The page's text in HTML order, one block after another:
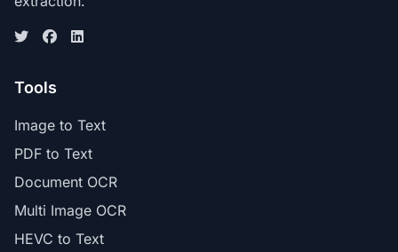
Tools
Image to Text
PDF to Text
Document OCR
Multi Image OCR
HEVC to Text